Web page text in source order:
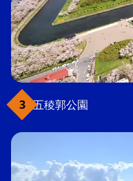
五稜郭公園